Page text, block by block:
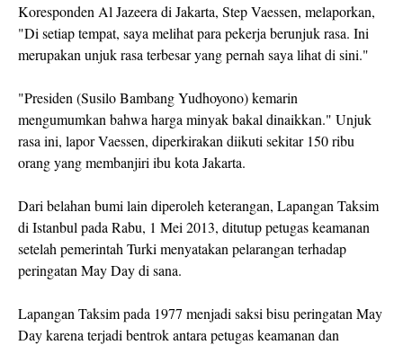
Koresponden Al Jazeera di Jakarta, Step Vaessen, melaporkan,
"Di setiap tempat, saya melihat para pekerja berunjuk rasa. Ini
merupakan unjuk rasa terbesar yang pernah saya lihat di sini."
"Presiden (Susilo Bambang Yudhoyono) kemarin
mengumumkan bahwa harga minyak bakal dinaikkan." Unjuk
rasa ini, lapor Vaessen, diperkirakan diikuti sekitar 150 ribu
orang yang membanjiri ibu kota Jakarta.
Dari belahan bumi lain diperoleh keterangan, Lapangan Taksim
di Istanbul pada Rabu, 1 Mei 2013, ditutup petugas keamanan
setelah pemerintah Turki menyatakan pelarangan terhadap
peringatan May Day di sana.
Lapangan Taksim pada 1977 menjadi saksi bisu peringatan May
Day karena terjadi bentrok antara petugas keamanan dan